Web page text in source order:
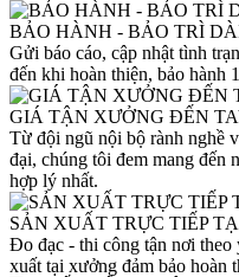
BẢO HÀNH - BẢO TRÌ
Gửi báo cáo, cập nhật tình
đến khi hoàn thiện, bảo hành
GIÁ TẬN XƯỞNG ĐẾN
Từ đội ngũ nội bộ rành nghề
đại, chúng tôi đem mang đến
hợp lý nhất.
SẢN XUẤT TRỰC TIẾP
Đo đạc - thi công tận nơi theo
xuất tại xưởng đảm bảo hoàn